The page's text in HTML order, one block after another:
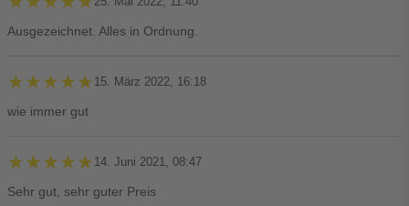
Ausgezeichnet. Alles in Ordnung.
★★★★★
★★★★★ 15. März 2022, 16:18
wie immer gut
★★★★★
★★★★★ 14. Juni 2021, 08:47
Sehr gut, sehr guter Preis